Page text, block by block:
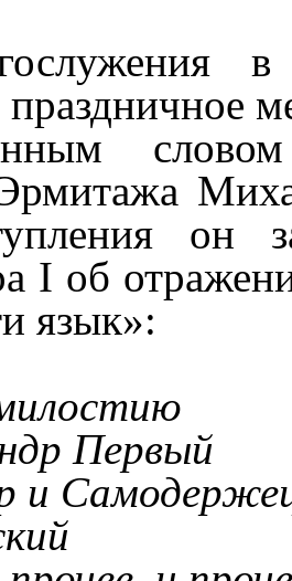
праздничное
он
I об
язык»:
Первый
и